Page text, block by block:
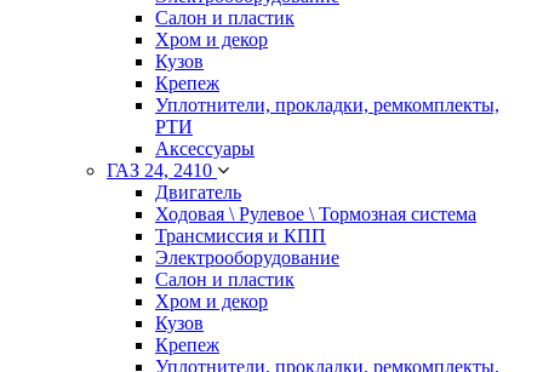
Салон и пластик
Хром и декор
Кузов
Крепеж
Уплотнители, прокладки, ремкомплекты,
РТИ
Аксессуары
ГАЗ 24, 2410
Двигатель
Ходовая \ Рулевое \ Тормозная система
Трансмиссия и КПП
Электрооборудование
Салон и пластик
Хром и декор
Кузов
Крепеж
Уплотнители, прокладки, ремкомплекты,